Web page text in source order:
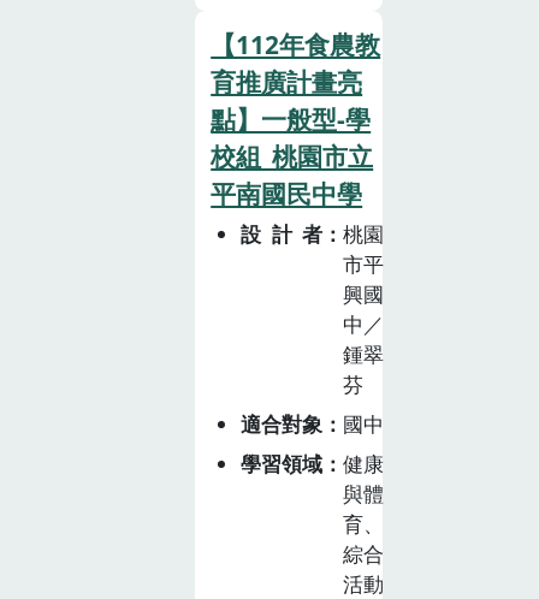
際料理蚵仔煎、
蚵仔餅。3.利用
蚵殼打洞、穿繩
製作採苗器。4.
利用廢棄蚵殼加
以回收製成蚵土
貓頭鷹。認識濕
地的精靈1.認識
文蛤養殖與環境
的關係,透過實
際觀察了解文蛤
的濾食、吐沙行
為等現象。2.料
理炒文蛤、文蛤
湯、文蛤蒸蛋。
永續海鮮與海鮮
指南引導學生認
識海鮮指南,並
【112年食農教
育推廣計畫亮
點】一般型-學
校組_桃園市立
平南國民中學
設計者
桃園
市平
興國
中／
鍾翠
芬
適合對象
國中
學習領域
健康
與體
育、
綜合
活動